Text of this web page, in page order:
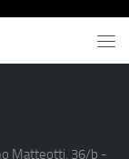
Matteotti, 36/b -